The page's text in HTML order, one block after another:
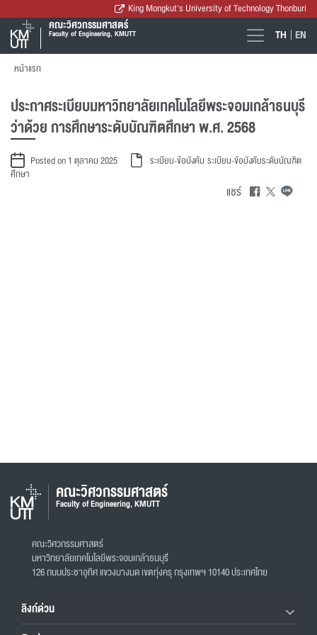
King Mongkut's University of Technology Thonburi
คณะวิศวกรรมศาสตร์
Faculty of Engineering, KMUTT TH EN
หน้าแรก
ประกาศระเบียบมหาวิทยาลัยเทคโนโลยีพระจอมเกล้าธนบุรี
ว่าด้วย การศึกษาระดับบัณฑิตศึกษา พ.ศ. 2568
Posted on 1 ตุลาคม 2025 ระเบียบ-ข้อบังคับ ระเบียบ-ข้อบังคับระดับบัณฑิต
ศึกษา
แชร์
คณะวิศวกรรมศาสตร์
Faculty of Engineering, KMUTT
คณะวิศวกรรมศาสตร์
มหาวิทยาลัยเทคโนโลยีพระจอมเกล้าธนบุรี
126 ถนนประชาอุทิศ แขวงบางมด เขตทุ่งครุ กรุงเทพฯ 10140 ประเทศไทย
ลิงก์ด่วน